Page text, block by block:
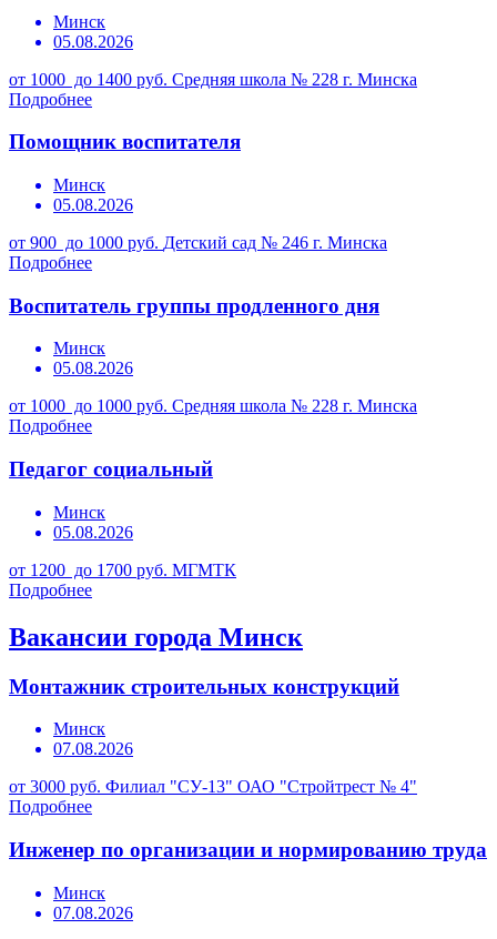
Минск
05.08.2026
от 1000 до 1400 руб. Средняя школа № 228 г. Минска
Подробнее
Помощник воспитателя
Минск
05.08.2026
от 900 до 1000 руб. Детский сад № 246 г. Минска
Подробнее
Воспитатель группы продленного дня
Минск
05.08.2026
от 1000 до 1000 руб. Средняя школа № 228 г. Минска
Подробнее
Педагог социальный
Минск
05.08.2026
от 1200 до 1700 руб. МГМТК
Подробнее
Вакансии города Минск
Монтажник строительных конструкций
Минск
07.08.2026
от 3000 руб. Филиал "СУ-13" ОАО "Стройтрест № 4"
Подробнее
Инженер по организации и нормированию труда
Минск
07.08.2026